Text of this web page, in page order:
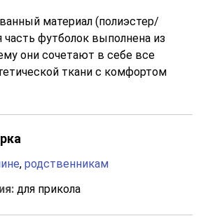
материал (полиэстер/
часть футболок выполнена из
они сочетают в себе все
ткани с комфортом
, родственникам
для прикола